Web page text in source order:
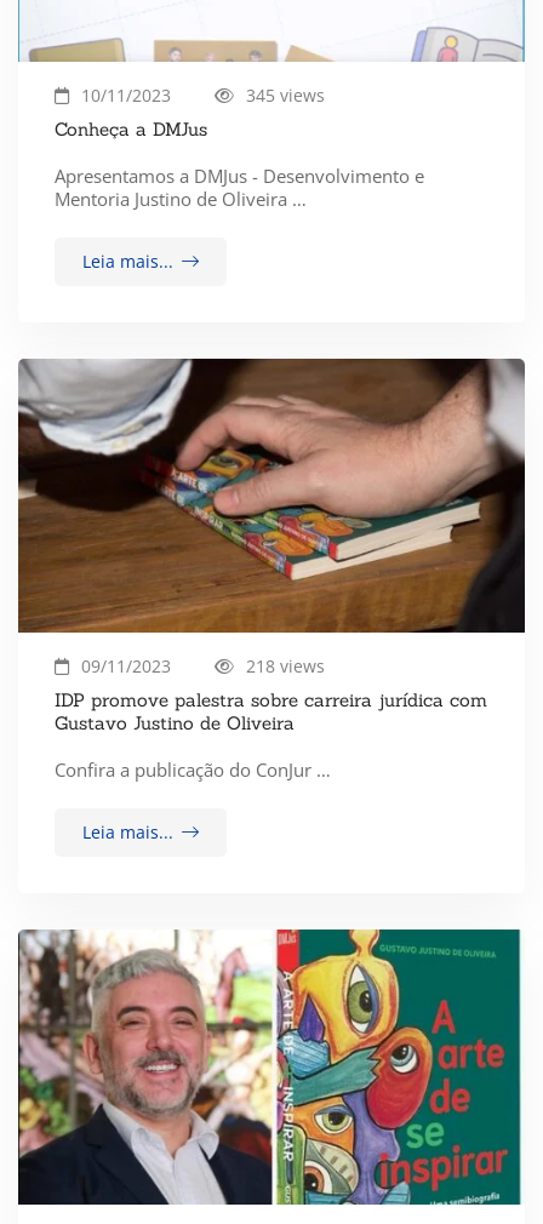
10/11/2023
345 views
Conheça a DMJus
Apresentamos a DMJus - Desenvolvimento e
Mentoria Justino de Oliveira …
Leia mais...
09/11/2023
218 views
IDP promove palestra sobre carreira jurídica com
Gustavo Justino de Oliveira
Confira a publicação do ConJur …
Leia mais...